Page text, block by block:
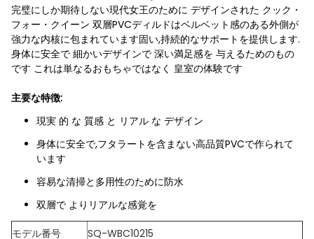
完璧にしか期待しない現代女王のために デザインされた クック・
フォー・クイーン 双層PVCディルドはベルベット感のある外側が
強力な内核に包まれています固い,持続的なサポートを提供します.
身体に安全で 細かいデザインで 深い満足感を 与えるためのもの
です これは単なるおもちゃではなく 皇室の体験です
主要な特徴:
現実 的 な 質感 と リアル な デザイン
身体に安全で,フタラートを含まない高品質PVCで作られて
います
容易な清掃と多用性のために防水
双層で よりリアルな感覚を
モデル番号
SQ-WBC10215